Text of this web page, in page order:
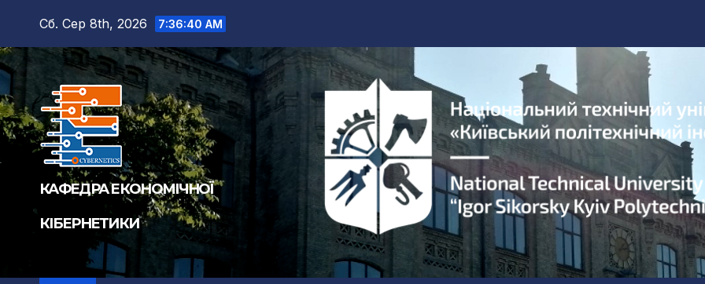
вмісту
Сб. Сер 8th, 2026 7:36:42 AM
КАФЕДРА ЕКОНОМІЧНОЇ
КІБЕРНЕТИКИ